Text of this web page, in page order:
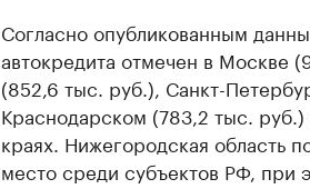
Согласно опубликованным
автокредита отмечен в Москве
(852,6 тыс. руб.), Санкт-
Краснодарском (783,2 тыс.
краях. Нижегородская область
место среди субъектов РФ, при